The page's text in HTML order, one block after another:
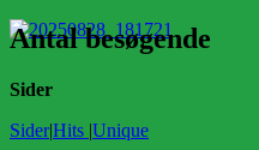
Antal besøgende
Sider
Sider|Hits |Unique